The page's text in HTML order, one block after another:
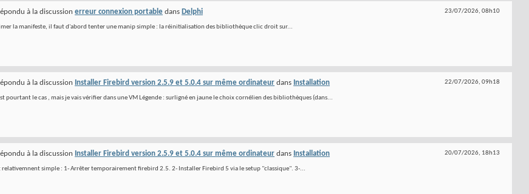
23/07/2026, 08h10
à la discussion erreur connexion portable dans Delphi
la manifeste, il faut d'abord tenter une manip simple : la réinitialisation des bibliothèque clic droit sur...
22/07/2026, 09h18
à la discussion Installer Firebird version 2.5.9 et 5.0.4 sur même ordinateur dans Installation
pourtant le cas , mais je vais vérifier dans une VM Légende : surligné en jaune le choix cornélien des bibliothèques (dans...
20/07/2026, 18h13
à la discussion Installer Firebird version 2.5.9 et 5.0.4 sur même ordinateur dans Installation
relativemnent simple : 1- Arrêter temporairement firebird 2.5. 2- Installer Firebird 5 via le setup "classique". 3-...